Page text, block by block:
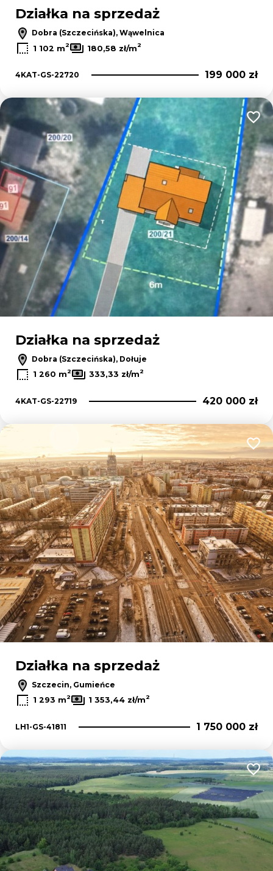
Działka na sprzedaż
Dobra (Szczecińska), Wąwelnica
1 102 m2 180,58 zł/m2
4KAT-GS-22720 199 000 zł
Działka na sprzedaż
Dobra (Szczecińska), Dołuje
1 260 m2 333,33 zł/m2
4KAT-GS-22719 420 000 zł
Działka na sprzedaż
Szczecin, Gumieńce
1 293 m2 1 353,44 zł/m2
LH1-GS-41811 1 750 000 zł